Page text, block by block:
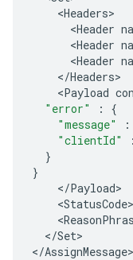
<Headers>
<Header
<Header
<Header
</Headers>
<Payload
"error"
:
{
"message"
:
"clientId"
:
}
}
</Payload>
<StatusCode>
<
</Set>
</AssignMessage>